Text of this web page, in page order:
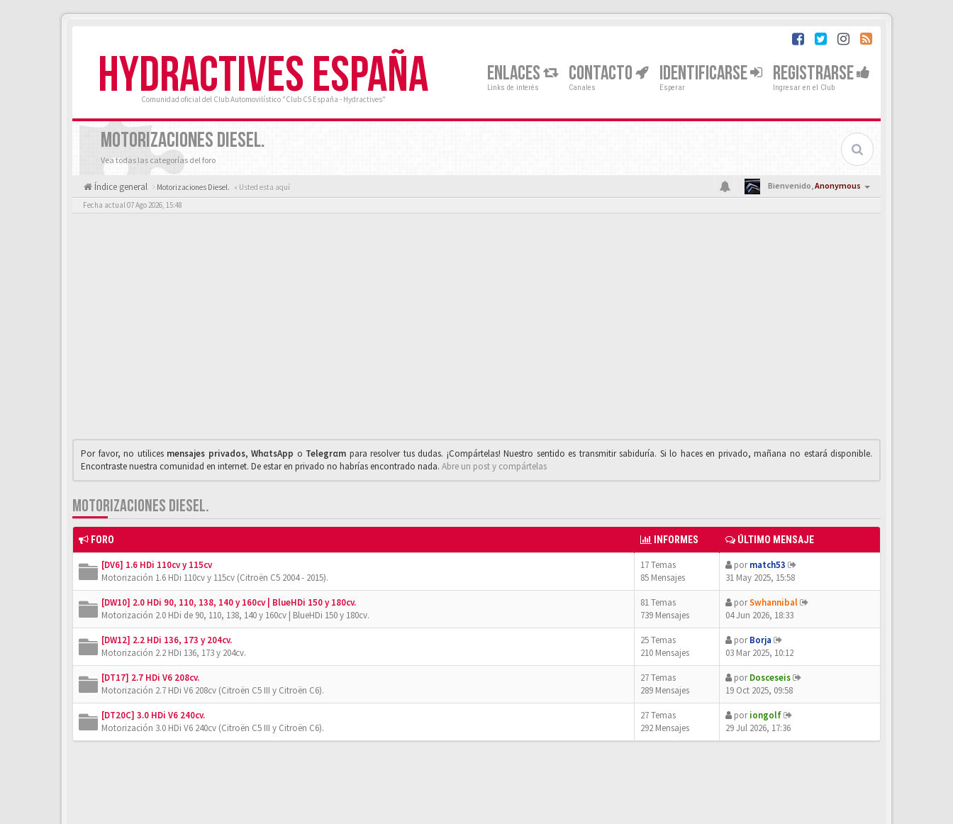
HYDRACTIVES ESPAÑA
Comunidad oficial del Club Automovilístico "Club C5 España - Hydractives"
ENLACES
Links de interés
CONTACTO
Canales
IDENTIFICARSE
Esperar
REGISTRARSE
Ingresar en el Club
MOTORIZACIONES DIESEL.
Vea todas las categorías del foro
Índice general Motorizaciones Diesel. « Usted esta aquí Bienvenido,Anonymous
Fecha actual 07 Ago 2026, 15:48
Por favor, no utilices mensajes privados,WhαtsApp o Telegrαm para resolver tus dudas. ¡Compártelas! Nuestro sentido es transmitir sabiduría. Si lo haces en privado, mañana no estará disponible.
Encontraste nuestra comunidad en internet. De estar en privado no habrías encontrado nada. Abre un post y compártelas
MOTORIZACIONES DIESEL.
FORO INFORMES ÚLTIMO MENSAJE
[DV6] 1.6 HDi 110cv y 115cv
Motorización 1.6 HDi 110cv y 115cv (Citroën C5 2004 - 2015).
17 Temas
85 Mensajes
pormatch53
31 May 2025, 15:58
[DW10] 2.0 HDi 90, 110, 138, 140 y 160cv | BlueHDi 150 y 180cv.
Motorización 2.0 HDi de 90, 110, 138, 140 y 160cv | BlueHDi 150 y 180cv.
81 Temas
739 Mensajes
porSwhannibal
04 Jun 2026, 18:33
[DW12] 2.2 HDi 136, 173 y 204cv.
Motorización 2.2 HDi 136, 173 y 204cv.
25 Temas
210 Mensajes
porBorja
03 Mar 2025, 10:12
[DT17] 2.7 HDi V6 208cv.
Motorización 2.7 HDi V6 208cv (Citroën C5 III y Citroën C6).
27 Temas
289 Mensajes
porDosceseis
19 Oct 2025, 09:58
[DT20C] 3.0 HDi V6 240cv.
Motorización 3.0 HDi V6 240cv (Citroën C5 III y Citroën C6).
27 Temas
292 Mensajes
poriongolf
29 Jul 2026, 17:36